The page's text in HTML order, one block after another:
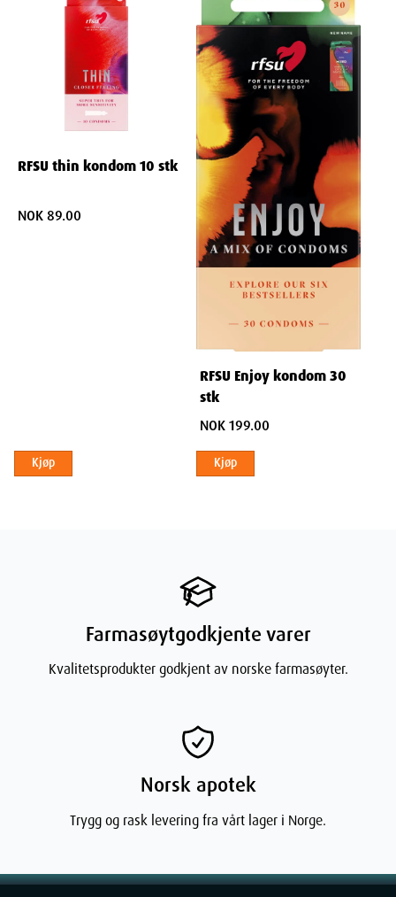
RFSU thin kondom 10 stk
NOK 89.00
Kjøp
RFSU Enjoy kondom 30
stk
NOK 199.00
Kjøp
Farmasøytgodkjente varer
Kvalitetsprodukter godkjent av norske farmasøyter.
Norsk apotek
Trygg og rask levering fra vårt lager i Norge.